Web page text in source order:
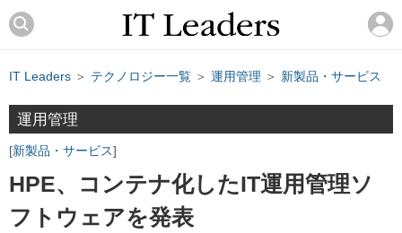
IT Leaders ＞ テクノロジー一覧 ＞ 運用管理 ＞ 新製品・サービス
運用管理
新製品・サービス
HPE、コンテナ化したIT運用管理ソ
フトウェアを発表